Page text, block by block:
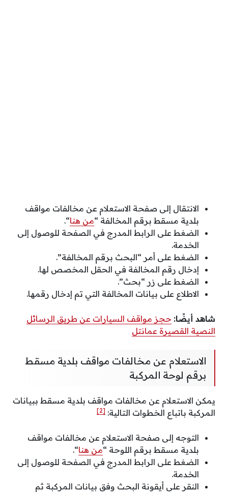
الانتقال إلى صفحة الاستعلام عن مخالفات مواقف
بلدية مسقط برقم المخالفة “من هنا“.
الضغط على الرابط المدرج في الصفحة للوصول إلى
الخدمة.
الضغط على أمر “البحث برقم المخالفة”.
إدخال رقم المخالفة في الحقل المخصص لها.
الضغط على زر “بحث”.
الاطلاع على بيانات المخالفة التي تم إدخال رقمها.
شاهد أيضًا: حجز مواقف السيارات عن طريق الرسائل
النصية القصيرة عمانتل
الاستعلام عن مخالفات مواقف بلدية مسقط
برقم لوحة المركبة
يمكن الاستعلام عن مخالفات مواقف بلدية مسقط ببيانات
المركبة باتباع الخطوات التالية: [2]
التوجه إلى صفحة الاستعلام عن مخالفات مواقف
بلدية مسقط برقم اللوحة “من هنا“.
الضغط على الرابط المدرج في الصفحة للوصول إلى
الخدمة.
النقر على أيقونة البحث وفق بيانات المركبة ثم